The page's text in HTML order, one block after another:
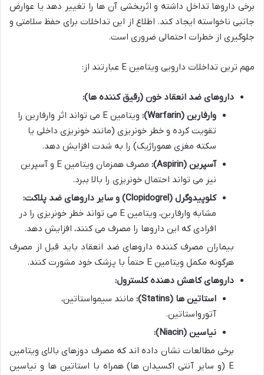
برخی داروها تداخل داشته و اثربخشی آن ها را تغییر دهد یا عوارض
جانبی ناخواسته ایجاد کند. اطلاع از این تداخلات برای حفظ سلامتی و
جلوگیری از خطرات احتمالی ضروری است.
مهم ترین تداخلات دارویی ویتامین E عبارتند از:
داروهای ضد انعقاد خون (رقیق کننده ها):
وارفارین (Warfarin):
ویتامین E می تواند اثر وارفارین را
تقویت کرده و خطر خونریزی (مانند خونریزی داخلی یا
سکته مغزی هموراژیک) را به شدت افزایش دهد.
آسپرین (Aspirin):
مصرف همزمان ویتامین E و آسپرین
نیز می تواند احتمال خونریزی را بالا ببرد.
کلوپیدوگرل (Clopidogrel) و سایر داروهای ضد پلاکت:
مشابه وارفارین، ویتامین E می تواند خطر خونریزی را در
افرادی که این داروها را مصرف می کنند، افزایش دهد.
بیماران مصرف کننده داروهای ضد انعقاد باید قبل از مصرف
هرگونه مکمل ویتامین E حتماً با پزشک خود مشورت کنند.
داروهای کاهش دهنده کلسترول:
استاتین ها (Statins):
مانند سیمواستاتین،
آتورواستاتین.
نیاسین (Niacin):
برخی مطالعات نشان داده اند که مصرف دوزهای بالای ویتامین
E (و سایر آنتی اکسیدان ها) همراه با استاتین ها و نیاسین